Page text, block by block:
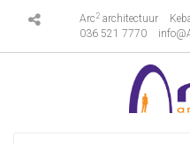
Arc 2architectuur
036 521 7770